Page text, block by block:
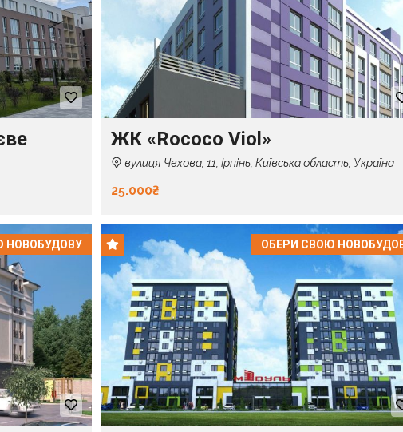
ЖК «Rococo Viol»
вулиця Чехова, 11, Ірпінь, Київська область, Україна
25.000₴
НОВОБУДОВУ ОБЕРИ СВОЮ